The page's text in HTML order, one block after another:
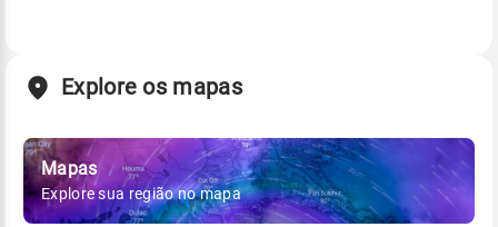
Explore os mapas
Mapas
Explore sua região no mapa